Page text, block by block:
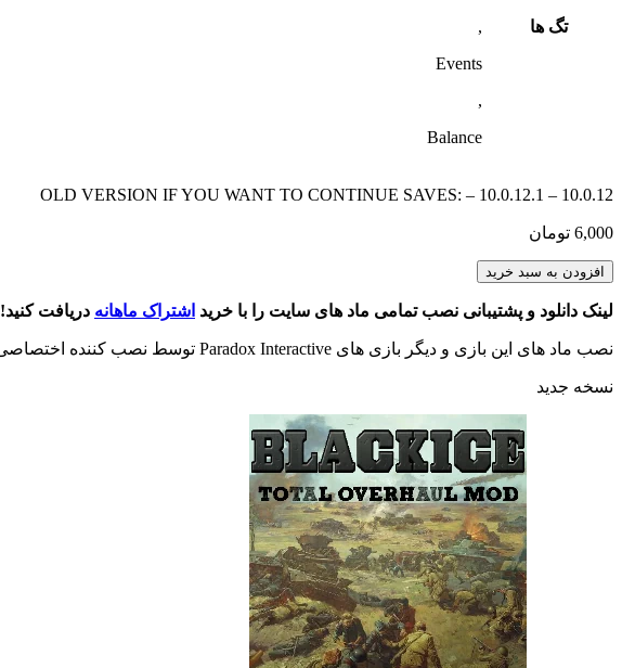
تگ ها
,
Events
,
Balance
OLD VERSION IF YOU WANT TO CONTINUE SAVES: – 10.0.12.1 – 10.0.12
6,000 تومان
BlackICE
Historical
Immersion
عدد
افزودن به سبد خرید
لینک دانلود و پشتیبانی نصب تمامی ماد های سایت را با خرید اشتراک ماهانه دریافت کنید!
نصب ماد های این بازی و دیگر بازی های Paradox Interactive توسط نصب کننده اختصاصی وبسایت و به صورت خودکار انجام می شود. در صورت مشاهده اشکال در ماد اینستالر با پشتیبانی تماس بگیرید.
نسخه جدید